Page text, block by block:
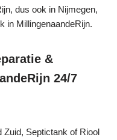
dus ook in Nijmegen,
in MillingenaandeRijn.
&
24/7
Zuid, Septictank of Riool